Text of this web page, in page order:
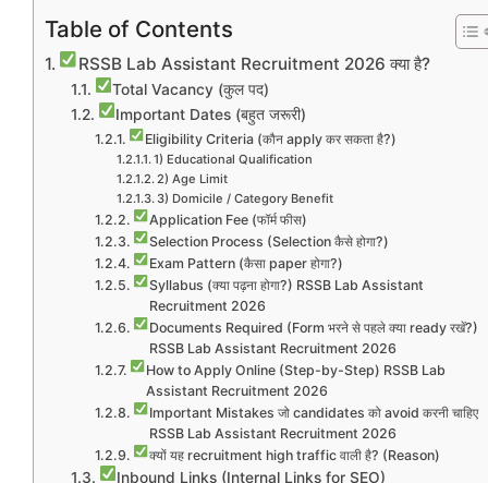
Table of Contents
RSSB Lab Assistant Recruitment 2026 क्या है?
Total Vacancy (कुल पद)
Important Dates (बहुत जरूरी)
Eligibility Criteria (कौन apply कर सकता है?)
1) Educational Qualification
2) Age Limit
3) Domicile / Category Benefit
Application Fee (फॉर्म फीस)
Selection Process (Selection कैसे होगा?)
Exam Pattern (कैसा paper होगा?)
Syllabus (क्या पढ़ना होगा?) RSSB Lab Assistant
Recruitment 2026
Documents Required (Form भरने से पहले क्या ready रखें?)
RSSB Lab Assistant Recruitment 2026
How to Apply Online (Step-by-Step) RSSB Lab
Assistant Recruitment 2026
Important Mistakes जो candidates को avoid करनी चाहिए
RSSB Lab Assistant Recruitment 2026
क्यों यह recruitment high traffic वाली है? (Reason)
Inbound Links (Internal Links for SEO)